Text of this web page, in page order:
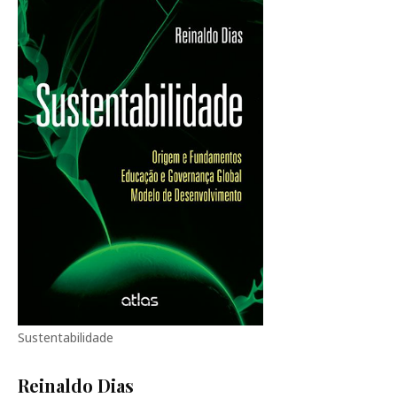
Sustentabilidade
Reinaldo Dias